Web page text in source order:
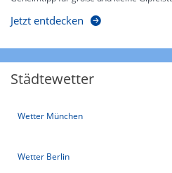
Jetzt entdecken
Städtewetter
Wetter München
Wetter Berlin